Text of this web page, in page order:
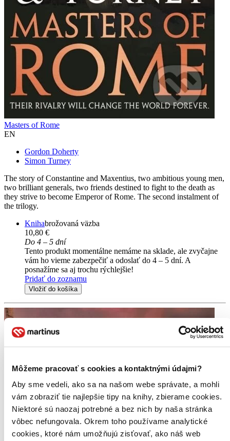
Môžeme pracovať s cookies a kontaktnými údajmi?
Aby sme vedeli, ako sa na našom webe správate, a mohli
vám zobraziť tie najlepšie tipy na knihy, zbierame cookies.
Niektoré sú naozaj potrebné a bez nich by naša stránka
vôbec nefungovala. Okrem toho používame analytické
cookies, ktoré nám umožňujú zisťovať, ako náš web
Masters of Rome
EN
Gordon Doherty
Simon Turney
The story of Constantine and Maxentius, two ambitious young men,
two brilliant generals, two friends destined to fight to the death as
they strive to become Emperor of Rome. The second instalment of
the trilogy.
Knihabrožovaná väzba
10,80 €
Do 4 – 5 dní
Tento produkt momentálne nemáme na sklade, ale zvyčajne
vám ho vieme zabezpečiť a odoslať do 4 – 5 dní. A
posnažíme sa aj trochu rýchlejšie!
Pridať do zoznamu
Vložiť do košíka